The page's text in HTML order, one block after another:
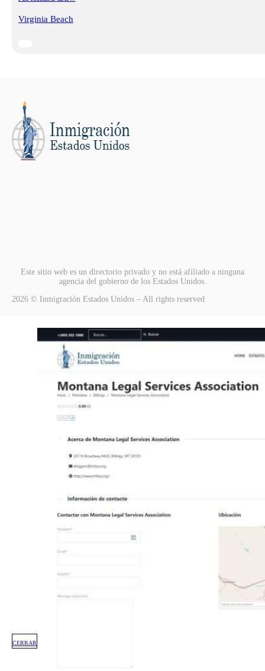
Virginia Beach
Este sitio web es un directorio privado y no está afiliado a ninguna
agencia del gobierno de los Estados Unidos.
2026 © Inmigración Estados Unidos – All rights reserved
CERRAR